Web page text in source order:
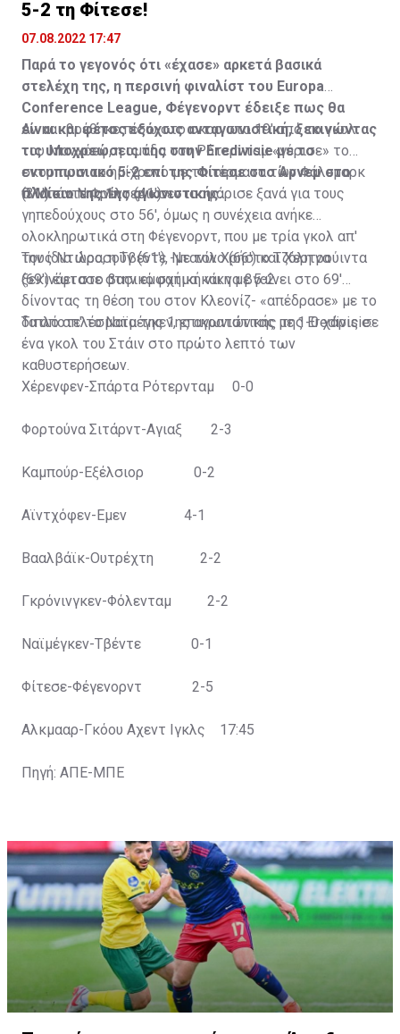
5-2 τη Φίτεσε!
07.08.2022 17:47
Παρά το γεγονός ότι «έχασε» αρκετά βασικά
στελέχη της, η περσινή φιναλίστ του Europa
Conference League, Φέγενορντ έδειξε πως θα
είναι και φέτος εξόχως ανταγωνιστική, ξεκινώντας
τις υποχρεώσεις της στην Eredivisie με το
εντυπωσιακό 5-2 επί της Φίτεσε στο Άρνεμ στο
πλαίσιο της 1ης αγωνιστικής.
Αν και βρέθηκε πίσω στο σκορ στο 19' από το γκολ
του Μανχόεφ, η ομάδα του Ρότερνταμ «γύρισε» το
σκορ πριν το ημίχρονο με τα τέρματα των Φάλεμαρκ
(31') και Ντανίλο (41').
Ο Μπάντε Φρέντερικσεν ισοφάρισε ξανά για τους
γηπεδούχους στο 56', όμως η συνέχεια ανήκε
ολοκληρωτικά στη Φέγενορντ, που με τρία γκολ απ'
τους Ντιλροσούν (61'), Ντανίλο (66') και Χερτρούιντα
(69') έφτασε στην εμφατική νίκη με 5-2.
Την ίδια ώρα, η Τβέντε -με τον Χρήστο Τζόλη να
ξεκινάει στο βασικό σχήμα και να βγαίνει στο 69'
δίνοντας τη θέση του στον Κλεονίζ- «απέδρασε» με το
διπλό απ' το Ναϊμέγκεν, επικρατώντας με 1-0 χάρις σε
ένα γκολ του Στάιν στο πρώτο λεπτό των
καθυστερήσεων.
Τα αποτελέσματα της 1ης αγωνιστικής της Eredivisie:
Χέρενφεν-Σπάρτα Ρότερνταμ 0-0
Φορτούνα Σιτάρντ-Αγιαξ 2-3
Καμπούρ-Εξέλσιορ 0-2
Αϊντχόφεν-Εμεν 4-1
Βααλβάϊκ-Ουτρέχτη 2-2
Γκρόνινγκεν-Φόλενταμ 2-2
Ναϊμέγκεν-Τβέντε 0-1
Φίτεσε-Φέγενορντ 2-5
Αλκμααρ-Γκόου Αχεντ Ιγκλς 17:45
Πηγή: ΑΠΕ-ΜΠΕ